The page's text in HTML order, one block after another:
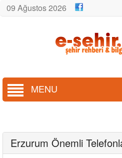
09 Ağustos 2026
MENU
Erzurum Önemli